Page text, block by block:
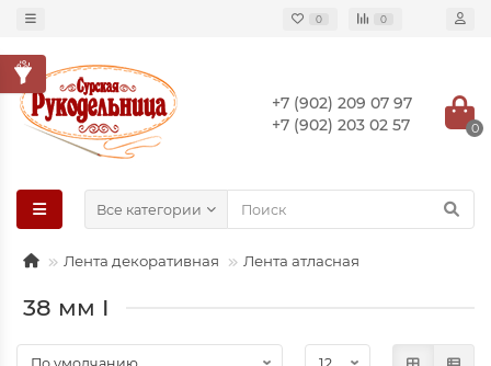
0 0
+7 (902) 209 07 97
+7 (902) 203 02 57
0
Все категории
Лента декоративная Лента атласная
38 мм I